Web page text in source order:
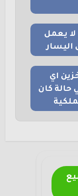
لا يعمل
اليسار
اي
حالة كان